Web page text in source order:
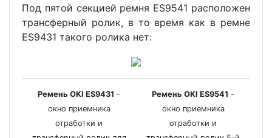
Под пятой секцией ремня ES9541 расположен
трансферный ролик, в то время как в ремне
ES9431 такого ролика нет:
Ремень OKI ES9431 -
окно приемника
отработки и
Ремень OKI ES9541 -
окно приемника
отработки и